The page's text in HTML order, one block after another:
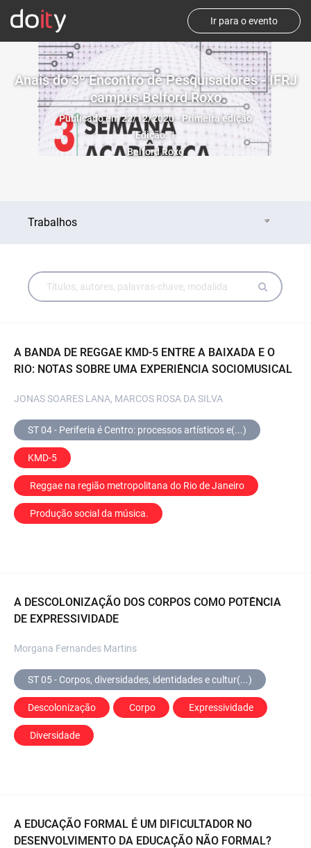
Ir para o evento
Anais do 3º Encontro de Pesquisadores - IFRJ
campus Belford Roxo
Publicado em 22/12/2020 - Primeira edição
Edição: 1
Belford Roxo
Trabalhos
A BANDA DE REGGAE KMD-5 ENTRE A BAIXADA E O
RIO: NOTAS SOBRE UMA EXPERIÊNCIA SOCIOMUSICAL
JONAS SOARES LANA, MARCOS ROSA DA SILVA
ST 04 - Periferia é Centro: processos artísticos e(...)
KMD-5
Reggae na região metropolitana do Rio de Janeiro
Produção social da música.
A DESCOLONIZAÇÃO DOS CORPOS COMO POTÊNCIA
DE EXPRESSIVIDADE
Morgana Fernandes Martins
ST 05 - Corpos, diversidades, identidades e cultur(...)
Descolonização Corpo Expressividade
Diversidade
A EDUCAÇÃO FORMAL É UM DIFICULTADOR NO
DESENVOLVIMENTO DA EDUCAÇÃO NÃO FORMAL?